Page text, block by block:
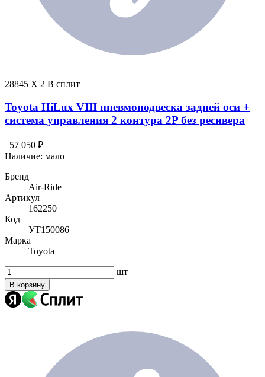
28845 X 2 В сплит
Toyota HiLux VIII пневмоподвеска задней оси +
система управления 2 контура 2P без ресивера
57 050 ₽
Наличие: мало
Бренд
Air-Ride
Артикул
162250
Код
УТ150086
Марка
Toyota
шт
В корзину